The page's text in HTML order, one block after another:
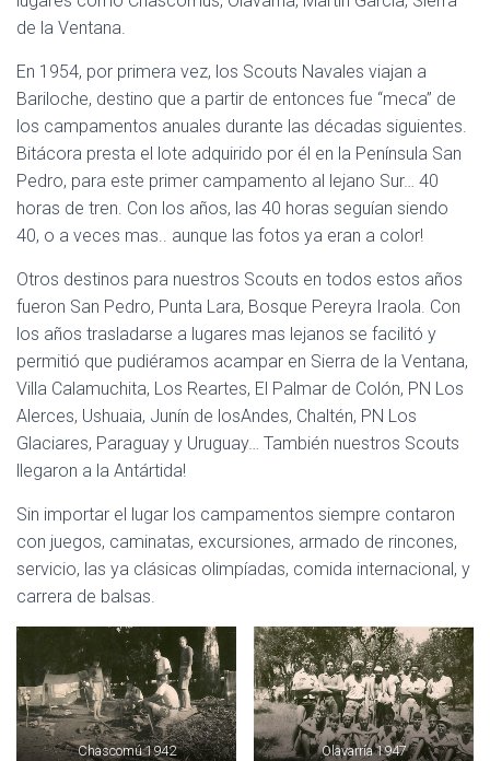
de la Ventana.
En 1954, por primera vez, los Scouts Navales viajan a
Bariloche, destino que a partir de entonces fue “meca” de
los campamentos anuales durante las décadas siguientes.
Bitácora presta el lote adquirido por él en la Península San
Pedro, para este primer campamento al lejano Sur… 40
horas de tren. Con los años, las 40 horas seguían siendo
40, o a veces mas.. aunque las fotos ya eran a color!
Otros destinos para nuestros Scouts en todos estos años
fueron San Pedro, Punta Lara, Bosque Pereyra Iraola. Con
los años trasladarse a lugares mas lejanos se facilitó y
permitió que pudiéramos acampar en Sierra de la Ventana,
Villa Calamuchita, Los Reartes, El Palmar de Colón, PN Los
Alerces, Ushuaia, Junín de losAndes, Chaltén, PN Los
Glaciares, Paraguay y Uruguay… También nuestros Scouts
llegaron a la Antártida!
Sin importar el lugar los campamentos siempre contaron
con juegos, caminatas, excursiones, armado de rincones,
servicio, las ya clásicas olimpíadas, comida internacional, y
carrera de balsas.
Chascomú 1942 Olavarría 1947